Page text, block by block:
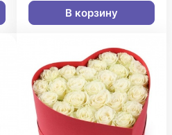
В корзину